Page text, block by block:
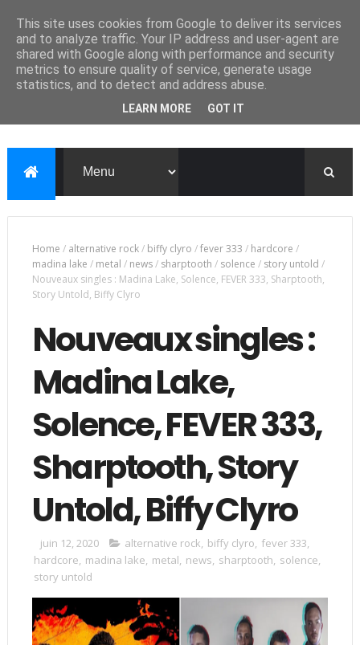
Home / alternative rock/ biffy clyro /fever 333 / hardcore /
madina lake / metal / news/ sharptooth / solence / story untold /
Nouveaux singles : Madina Lake, Solence, FEVER 333, Sharptooth,
Story Untold, Biffy Clyro
Nouveaux singles :
Madina Lake,
Solence, FEVER 333,
Sharptooth, Story
Untold, Biffy Clyro
juin 12, 2020 alternative rock, biffy clyro, fever 333,
hardcore, madina lake, metal, news, sharptooth, solence,
story untold
This site uses cookies from Google to deliver its services
and to analyze traffic. Your IP address and user-agent are
shared with Google along with performance and security
metrics to ensure quality of service, generate usage
statistics, and to detect and address abuse.
LEARN MORE GOT IT